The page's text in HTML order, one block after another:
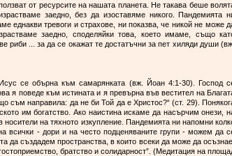
от ресурсите на нашата планета. Не такава беше
заедно, без да изоставяме никого. Пандемията
еднакви тревоги и страхове, ни показва, че никой не може
заедно, споделяйки това, което имаме, също
... за да се окажат те достатъчни за пет хиляди души (вж.
се обърна към самарянката (вж. Йоан 4:1-30). Господ
я поведе към истината и я превърна във вестител на
съм направила: да не би Той да е Христос?“ (ст. 29).
им богатство. Ако наистина искаме да насърчим онези,
на тяхното изкупление. Пандемията ни напомни
всички - дори и на често подценяваните групи - можем да
да създадем пространства, в които всеки да може да осъзнае,
братство и солидарност”. (Медитация на